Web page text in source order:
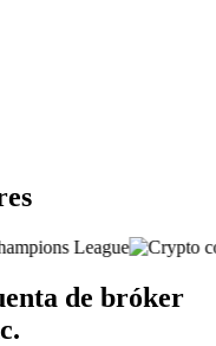
de bróker